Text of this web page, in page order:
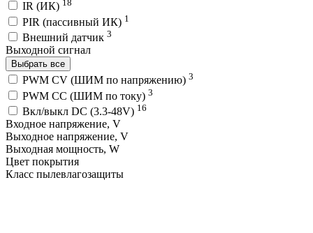
IR (ИК) 18
PIR (пассивный ИК) 1
Внешний датчик 3
Выходной сигнал
Выбрать все
PWM СV (ШИМ по напряжению) 3
PWM СС (ШИМ по току) 3
Вкл/выкл DC (3.3-48V) 16
Входное напряжение, V
Выходное напряжение, V
Выходная мощность, W
Цвет покрытия
Класс пылевлагозащиты